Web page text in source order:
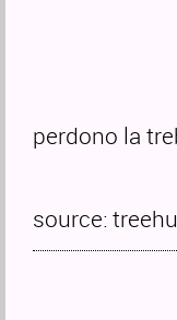
perdono la
source: